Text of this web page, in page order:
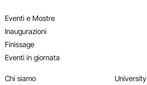
Eventi e Mostre
Inaugurazioni
Finissage
Eventi in giornata
Chi siamo
University